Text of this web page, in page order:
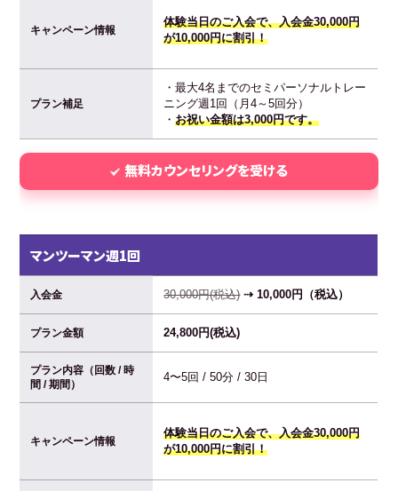
キャンペーン情報
体験当日のご入会で、入会金30,000円
が10,000円に割引！
プラン補足
・最大4名までのセミパーソナルトレー
ニング週1回（月4～5回分）
・お祝い金額は3,000円です。
無料カウンセリングを受ける
マンツーマン週1回
入会金 30,000円(税込)⇢ 10,000円（税込）
プラン金額 24,800円(税込)
プラン内容（回数 / 時
間 / 期間）
4〜5回 / 50分 / 30日
キャンペーン情報
体験当日のご入会で、入会金30,000円
が10,000円に割引！